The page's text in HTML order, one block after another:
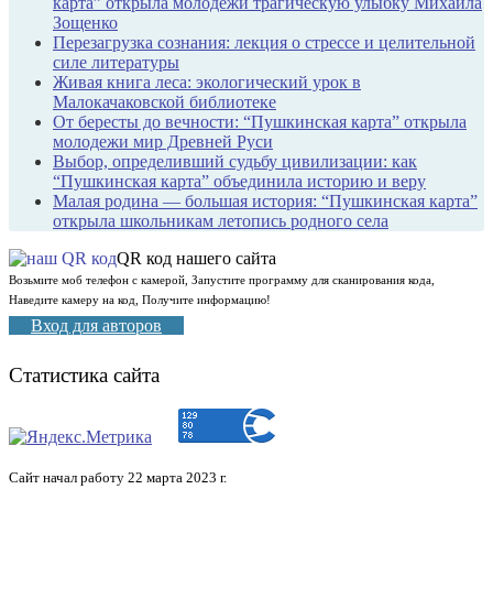
Зощенко
Перезагрузка сознания: лекция о стрессе и целительной
силе литературы
Живая книга леса: экологический урок в
Малокачаковской библиотеке
От бересты до вечности: “Пушкинская карта” открыла
молодежи мир Древней Руси
Выбор, определивший судьбу цивилизации: как
“Пушкинская карта” объединила историю и веру
Малая родина — большая история: “Пушкинская карта”
открыла школьникам летопись родного села
QR код нашего сайта
Возьмите моб телефон с камерой, Запустите программу для сканирования кода,
Наведите камеру на код, Получите информацию!
Вход для авторов
Статистика сайта
Сайт начал работу 22 марта 2023 г.